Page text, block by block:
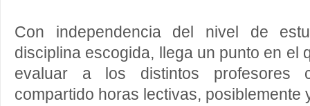
Con independencia del nivel de
disciplina escogida, llega un punto en el
evaluar a los distintos profesores
compartido horas lectivas, posiblemente